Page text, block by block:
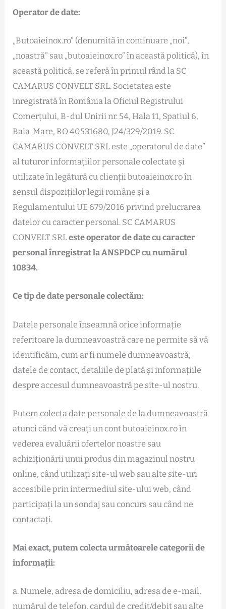
Operator de date:
„Butoaieinox.ro” (denumită în continuare „noi”,
„noastră” sau „butoaieinox.ro” în această politică), în
această politică, se referă în primul rând la SC
CAMARUS CONVELT SRL. Societatea este
inregistrată în România la Oficiul Registrului
Comerțului, B-dul Unirii nr. 54, Hala 11, Spatiul 6,
Baia Mare, RO 40531680, J24/329/2019. SC
CAMARUS CONVELT SRL este „operatorul de date”
al tuturor informațiilor personale colectate și
utilizate în legătură cu clienții butoaieinox.ro în
sensul dispozițiilor legii române și a
Regulamentului UE 679/2016 privind prelucrarea
datelor cu caracter personal. SC CAMARUS
CONVELT SRLeste operator de date cu caracter
personal înregistrat la ANSPDCP cu numărul
10834.
Ce tip de date personale colectăm:
Datele personale înseamnă orice informație
referitoare la dumneavoastră care ne permite să vă
identificăm, cum ar fi numele dumneavoastră,
datele de contact, detaliile de plată și informațiile
despre accesul dumneavoastră pe site-ul nostru.
Putem colecta date personale de la dumneavoastră
atunci când vă creați un cont butoaieinox.ro în
vederea evaluării ofertelor noastre sau
achiziționării unui produs din magazinul nostru
online, când utilizați site-ul web sau alte site-uri
accesibile prin intermediul site-ului web, când
participați la un sondaj sau concurs sau când ne
contactați.
Mai exact, putem colecta următoarele categorii de
informații:
a. Numele, adresa de domiciliu, adresa de e-mail,
numărul de telefon, cardul de credit/debit sau alte